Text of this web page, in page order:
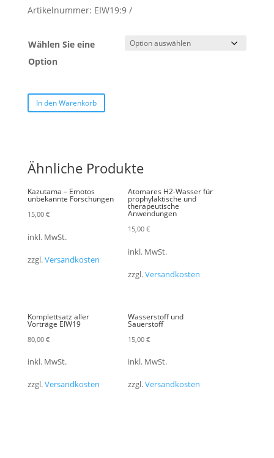
Artikelnummer: EIW19:9
Wählen Sie eine
Option
In den Warenkorb
Ähnliche Produkte
Kazutama – Emotos
unbekannte Forschungen
15,00 €
inkl. MwSt.
zzgl.Versandkosten
Atomares H2-Wasser für
prophylaktische und
therapeutische
Anwendungen
15,00 €
inkl. MwSt.
zzgl.Versandkosten
Komplettsatz aller
Vorträge EIW19
80,00 €
inkl. MwSt.
zzgl.Versandkosten
Wasserstoff und
Sauerstoff
15,00 €
inkl. MwSt.
zzgl.Versandkosten